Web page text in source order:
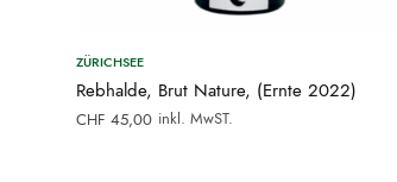
ZÜRICHSEE
Rebhalde, Brut Nature, (Ernte 2022)
CHF 45,00 inkl. MwST.